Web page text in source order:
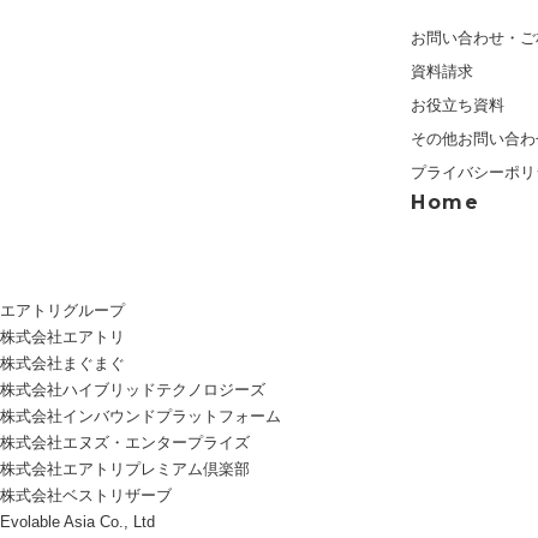
お問い合わせ・
資料請求
お役立ち資料
その他お問い合
プライバシーポ
Home
エアトリグループ
株式会社エアトリ
株式会社まぐまぐ
株式会社ハイブリッドテクノロジーズ
株式会社インバウンドプラットフォーム
株式会社エヌズ・エンタープライズ
株式会社エアトリプレミアム倶楽部
株式会社ベストリザーブ
Evolable Asia Co., Ltd